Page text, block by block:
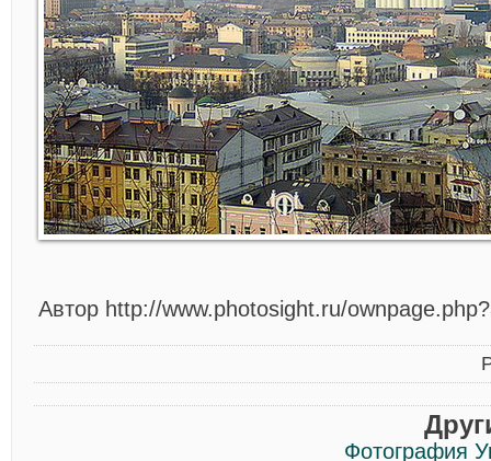
Автор http://www.photosight.ru/
Фотография